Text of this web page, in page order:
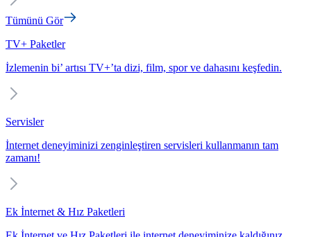
Tümünü Gör
TV+ Paketler
İzlemenin bi’ artısı TV+’ta dizi, film, spor ve dahasını keşfedin.
Servisler
İnternet deneyiminizi zenginleştiren servisleri kullanmanın tam
zamanı!
Ek İnternet & Hız Paketleri